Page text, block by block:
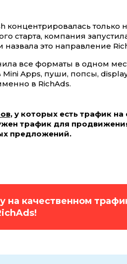
концентрировалась только
старта, компания
это направление
все форматы в одном
Apps, пуши, попсы,
в RichAds.
, у которых есть трафик на
трафик для
предложений.
на качественном